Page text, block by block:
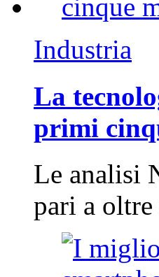
Industria
La
primi
Le analisi
pari a